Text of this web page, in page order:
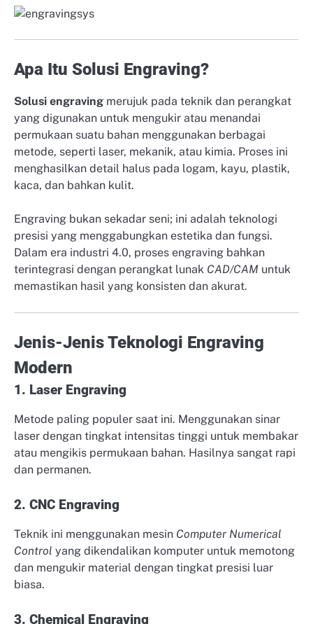
Apa Itu Solusi Engraving?
Solusi engraving merujuk pada teknik dan perangkat
yang digunakan untuk mengukir atau menandai
permukaan suatu bahan menggunakan berbagai
metode, seperti laser, mekanik, atau kimia. Proses ini
menghasilkan detail halus pada logam, kayu, plastik,
kaca, dan bahkan kulit.
Engraving bukan sekadar seni; ini adalah teknologi
presisi yang menggabungkan estetika dan fungsi.
Dalam era industri 4.0, proses engraving bahkan
terintegrasi dengan perangkat lunak CAD/CAM untuk
memastikan hasil yang konsisten dan akurat.
Jenis-Jenis Teknologi Engraving
Modern
1. Laser Engraving
Metode paling populer saat ini. Menggunakan sinar
laser dengan tingkat intensitas tinggi untuk membakar
atau mengikis permukaan bahan. Hasilnya sangat rapi
dan permanen.
2. CNC Engraving
Teknik ini menggunakan mesin Computer Numerical
Control yang dikendalikan komputer untuk memotong
dan mengukir material dengan tingkat presisi luar
biasa.
3. Chemical Engraving